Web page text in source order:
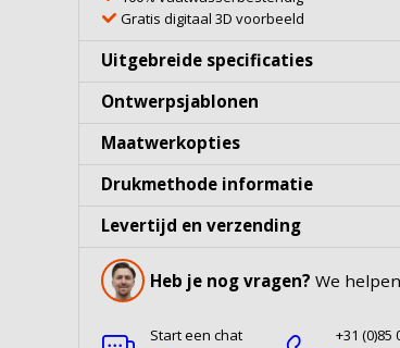
Gratis digitaal 3D voorbeeld
Uitgebreide specificaties
Ontwerpsjablonen
Maatwerkopties
Drukmethode informatie
Levertijd en verzending
Heb je nog vragen? We
Start een chat +31 (0)85